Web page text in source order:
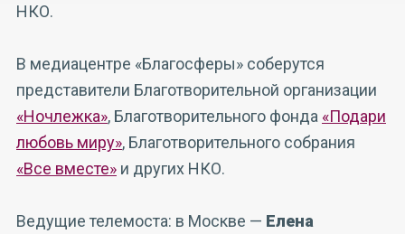
НКО.
В медиацентре «Благосферы» соберутся
представители Благотворительной организации
«Ночлежка», Благотворительного фонда «Подари
любовь миру», Благотворительного собрания
«Все вместе» и других НКО.
Ведущие телемоста: в Москве — Елена